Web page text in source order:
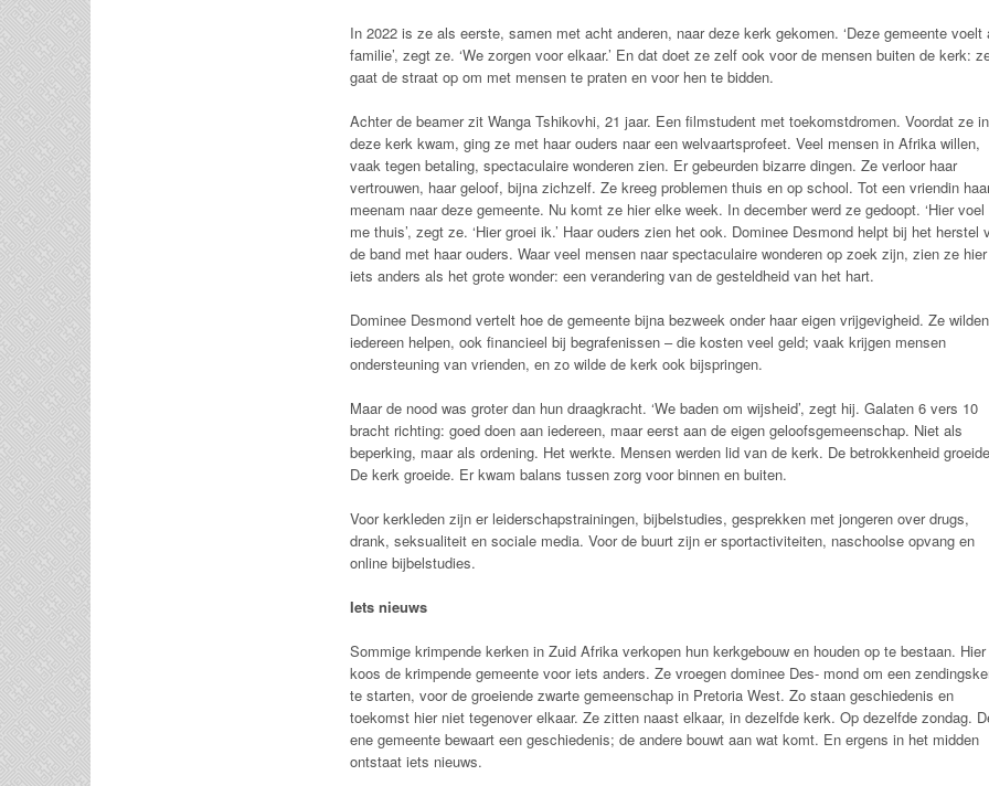
In 2022 is ze als eerste, samen met acht anderen, naar deze kerk gekomen. ‘Deze gemeente voelt
familie’, zegt ze. ‘We zorgen voor elkaar.’ En dat doet ze zelf ook voor de mensen buiten de kerk:
gaat de straat op om met mensen te praten en voor hen te bidden.
Achter de beamer zit Wanga Tshikovhi, 21 jaar. Een filmstudent met toekomstdromen. Voordat ze in
deze kerk kwam, ging ze met haar ouders naar een welvaartsprofeet. Veel mensen in Afrika willen,
vaak tegen betaling, spectaculaire wonderen zien. Er gebeurden bizarre dingen. Ze verloor haar
vertrouwen, haar geloof, bijna zichzelf. Ze kreeg problemen thuis en op school. Tot een vriendin
meenam naar deze gemeente. Nu komt ze hier elke week. In december werd ze gedoopt. ‘Hier
me thuis’, zegt ze. ‘Hier groei ik.’ Haar ouders zien het ook. Dominee Desmond helpt bij het herstel
de band met haar ouders. Waar veel mensen naar spectaculaire wonderen op zoek zijn, zien ze hier
iets anders als het grote wonder: een verandering van de gesteldheid van het hart.
Dominee Desmond vertelt hoe de gemeente bijna bezweek onder haar eigen vrijgevigheid. Ze wilden
iedereen helpen, ook financieel bij begrafenissen – die kosten veel geld; vaak krijgen mensen
ondersteuning van vrienden, en zo wilde de kerk ook bijspringen.
Maar de nood was groter dan hun draagkracht. ‘We baden om wijsheid’, zegt hij. Galaten 6 vers 10
bracht richting: goed doen aan iedereen, maar eerst aan de eigen geloofsgemeenschap. Niet als
beperking, maar als ordening. Het werkte. Mensen werden lid van de kerk. De betrokkenheid
De kerk groeide. Er kwam balans tussen zorg voor binnen en buiten.
Voor kerkleden zijn er leiderschapstrainingen, bijbelstudies, gesprekken met jongeren over drugs,
drank, seksualiteit en sociale media. Voor de buurt zijn er sportactiviteiten, naschoolse opvang en
online bijbelstudies.
Iets nieuws
Sommige krimpende kerken in Zuid Afrika verkopen hun kerkgebouw en houden op te bestaan. Hier
koos de krimpende gemeente voor iets anders. Ze vroegen dominee Des- mond om een
te starten, voor de groeiende zwarte gemeenschap in Pretoria West. Zo staan geschiedenis en
toekomst hier niet tegenover elkaar. Ze zitten naast elkaar, in dezelfde kerk. Op dezelfde zondag.
ene gemeente bewaart een geschiedenis; de andere bouwt aan wat komt. En ergens in het midden
ontstaat iets nieuws.